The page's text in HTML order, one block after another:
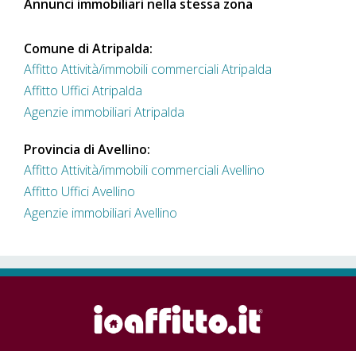
Comune di Atripalda:
Affitto Attività/immobili commerciali Atripalda
Affitto Uffici Atripalda
Agenzie immobiliari Atripalda
Provincia di Avellino:
Affitto Attività/immobili commerciali Avellino
Affitto Uffici Avellino
Agenzie immobiliari Avellino